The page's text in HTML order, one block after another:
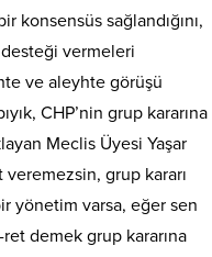
konsensüs sağlandığını,
vermeleri
ve aleyhte görüşü
CHP’nin grup kararına
Meclis Üyesi Yaşar
veremezsin, grup kararı
yönetim varsa, eğer sen
ret demek grup kararına